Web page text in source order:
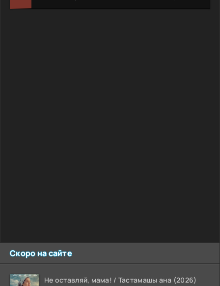
Скоро на сайте
Не оставляй, мама! / Тастамашы ана (2026)